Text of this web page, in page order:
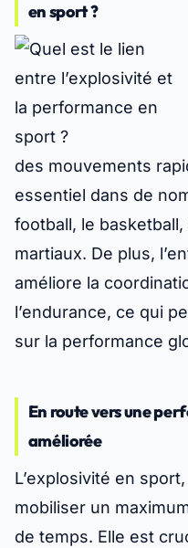
en sport ?
des mouvements
essentiel dans de
football, le basketball,
martiaux. De plus,
améliore la
l’endurance, ce qui
sur la performance
En route vers une
améliorée
L’explosivité en
mobiliser un
de temps. Elle est